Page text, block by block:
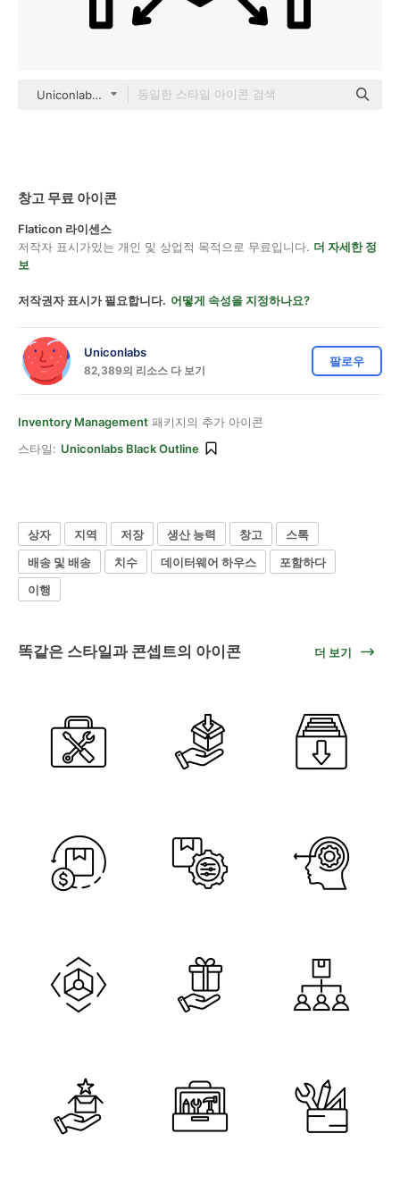
Uniconlabs black outline
창고 무료 아이콘
Flaticon 라이센스
저작자 표시가있는 개인 및 상업적 목적으로 무료입니다. 더 자세한 정
보
저작권자 표시가 필요합니다. 어떻게 속성을 지정하나요?
Uniconlabs
82,389의 리소스 다 보기
팔로우
Inventory Management 패키지의 추가 아이콘
스타일: Uniconlabs Black Outline
상자 지역 저장 생산 능력 창고
스톡
배송 및 배송
치수 데이터웨어 하우스
포함하다
이행
똑같은 스타일과 콘셉트의 아이콘 더 보기